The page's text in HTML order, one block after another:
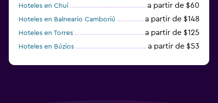
Hoteles en Chuí a partir de $60
Hoteles en Balneario Camboriú a partir de $148
Hoteles en Torres a partir de $125
Hoteles en Búzios a partir de $53